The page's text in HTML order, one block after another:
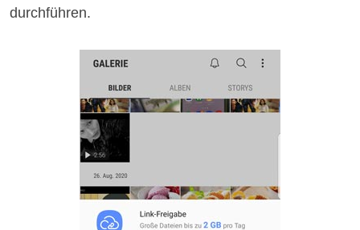
durchführen.